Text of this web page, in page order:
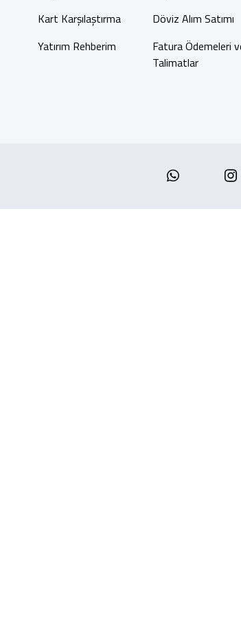
Kart Karşılaştırma
Yatırım Rehberim
Döviz Alım Satımı
Fatura Ödemeleri
Talimatlar
Whatsapp